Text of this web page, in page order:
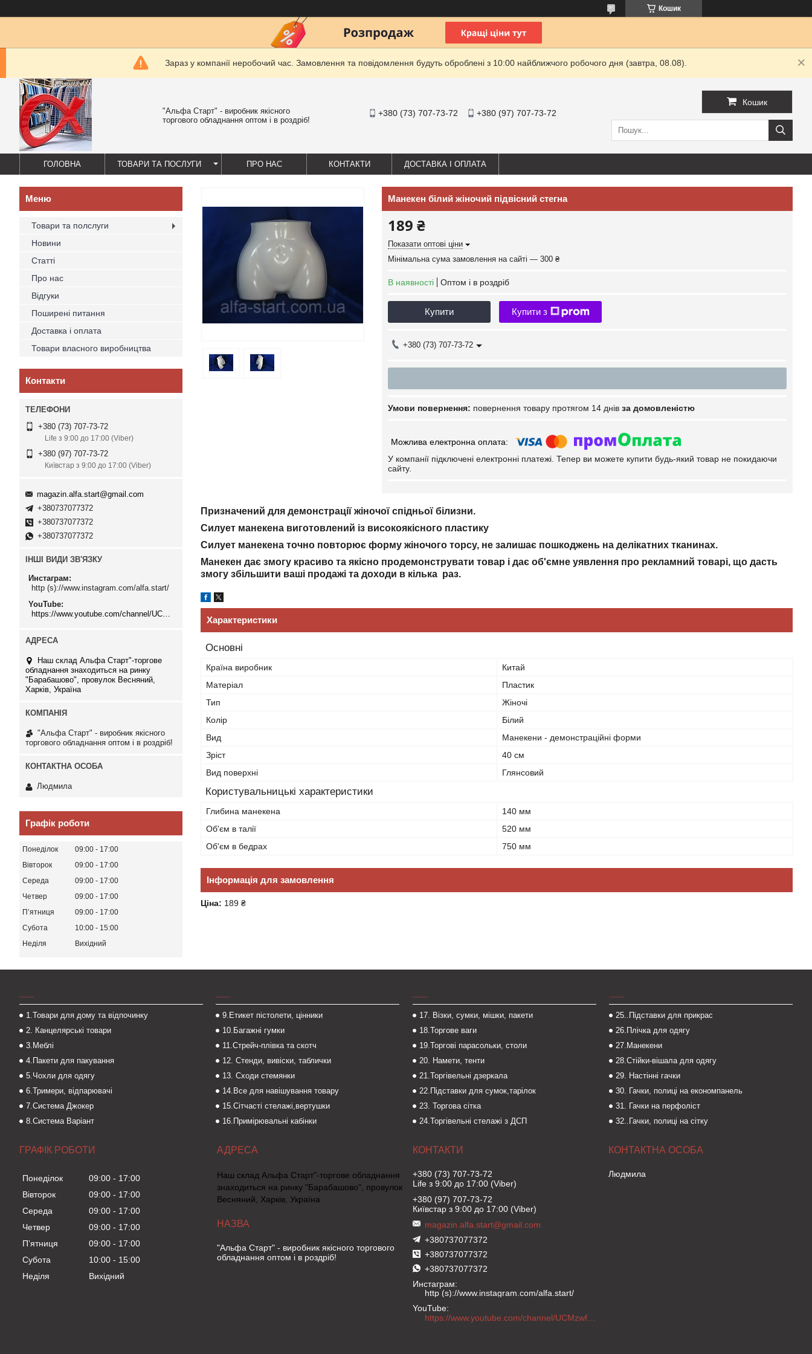
Кошик
Зараз у компанії неробочий час. Замовлення та повідомлення будуть оброблені з 10:00 найближчого робочого дня (завтра, 08.08).
"Альфа Старт" - виробник якісного
торгового обладнання оптом і в роздріб!
+380 (73) 707-73-72 +380 (97) 707-73-72
Кошик
ГОЛОВНА ТОВАРИ ТА ПОСЛУГИ ПРО НАС КОНТАКТИ ДОСТАВКА І ОПЛАТА
Манекен білий жіночий підвісний стегна
189 ₴
Показати оптові ціни
Мінімальна сума замовлення на сайті — 300 ₴
В наявності Оптом і в роздріб
Купити Купити з
+380 (73) 707-73-72
повернення товару протягом 14 днів за домовленістю
У компанії підключені електронні платежі. Тепер ви можете купити будь-який товар не покидаючи
сайту.
Призначений для демонстрації жіночої спідньої білизни.
Силует манекена виготовлений із високоякісного пластику
Силует манекена точно повторює форму жіночого торсу, не залишає пошкоджень на делікатних тканинах.
Манекен дає змогу красиво та якісно продемонструвати товар і дає об'ємне уявлення про рекламний товарі, що дасть
змогу збільшити ваші продажі та доходи в кілька раз.
Характеристики
Основні
Країна виробник
Китай
Матеріал
Пластик
Тип
Жіночі
Колір
Білий
Вид
Манекени - демонстраційні форми
Зріст
40 см
Вид поверхні
Глянсовий
Користувальницькі характеристики
Глибина манекена
140 мм
Об'єм в талії
520 мм
Об'єм в бедрах
750 мм
Інформація для замовлення
Ціна: 189 ₴
Товари та полслуги
Новини
Статті
Про нас
Відгуки
Поширені питання
Доставка і оплата
Товари власного виробництва
Контакти
+380 (73) 707-73-72
Life з 9:00 до 17:00 (Viber)
+380 (97) 707-73-72
Київстар з 9:00 до 17:00 (Viber)
magazin.alfa.start@gmail.com
+380737077372
+380737077372
+380737077372
ІНШІ ВИДИ ЗВ'ЯЗКУ
Инстаграм
http (s)://www.instagram.com/alfa.start/
YouTube
Наш склад Альфа Старт"-торгове
обладнання знаходиться на ринку
"Барабашово", провулок Весняний,
Харків, Україна
"Альфа Старт" - виробник якісного
торгового обладнання оптом і в роздріб!
Людмила
Графік роботи
Понеділок 09:00
17:00
Вівторок
09:00
17:00
Середа
09:00
17:00
Четвер
09:00
17:00
Пʼятниця
09:00
17:00
Субота
10:00
15:00
Неділя
Вихідний
1.Товари для дому та відпочинку
2. Канцелярські товари
3.Меблі
4.Пакети для пакування
5.Чохли для одягу
6.Тримери, відпарювачі
7.Система Джокер
8.Система Варіант
9.Етикет пістолети, цінники
10.Багажні гумки
11.Стрейч-плівка та скотч
12. Стенди, вивіски, таблички
13. Сходи стемянки
14.Все для навішування товару
15.Сітчасті стелажі,вертушки
16.Примірювальні кабінки
17. Візки, сумки, мішки, пакети
18.Торгове ваги
19.Торгові парасольки, столи
20. Намети, тенти
21.Торгівельні дзеркала
22.Підставки для сумок,тарілок
23. Торгова сітка
24.Торгівельні стелажі з ДСП
25..Підставки для прикрас
26.Плічка для одягу
27.Манекени
28.Стійки-вішала для одягу
29. Настінні гачки
30. Гачки, полиці на економпанель
31. Гачки на перфоліст
32..Гачки, полиці на сітку
ГРАФІК РОБОТИ
Понеділок 09:00
17:00
Вівторок
09:00
17:00
Середа
09:00
17:00
Четвер
09:00
17:00
Пʼятниця
09:00
17:00
Субота
10:00
15:00
Неділя
Вихідний
Наш склад Альфа Старт"-торгове обладнання
знаходиться на ринку "Барабашово", провулок
Весняний, Харків, Україна
"Альфа Старт" - виробник якісного торгового
обладнання оптом і в роздріб!
+380 (73) 707-73-72
Life з 9:00 до 17:00 (Viber)
+380 (97) 707-73-72
Київстар з 9:00 до 17:00 (Viber)
magazin.alfa.start@gmail.com
+380737077372
+380737077372
+380737077372
Инстаграм
http (s)://www.instagram.com/alfa.start/
YouTube
https://www.youtube.com/channel/UCMzwfuPdxogFIKF_nELVFNw
Людмила